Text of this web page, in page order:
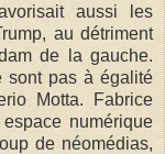
aussi les
au détriment
de la gauche.
sont pas à égalité
Motta. Fabrice
numérique
de néomédias,